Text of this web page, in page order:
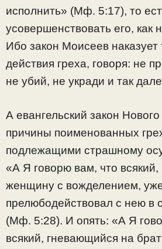
исполнить» (Mф. 5:17), то
усовершенствовать его, как
Ибо закон Моисеев наказует
действия греха, говоря: не
не убий, не укради и так
А евангельский закон
причины поименованных
подлежащими страшному
«А Я говорю вам, что всякий,
женщину с вожделением,
прелюбодействовал с нею в
(Mф. 5:28). И опять: «А Я
всякий, гневающийся на